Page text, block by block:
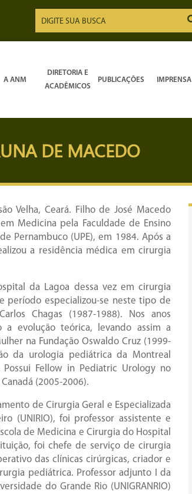
A ANM
DIRETORIA E
ACADÊMICOS
PUBLICAÇÕES IMPRENSA
DE MACEDO
Velha, Ceará. Filho de José Macedo
Medicina pela Faculdade de Ensino
Pernambuco (UPE), em 1984. Após a
a residência médica em cirurgia
da Lagoa dessa vez em cirurgia
período especializou-se neste tipo de
Chagas (1987-1988). Nos anos
a evolução teórica, levando assim a
na Fundação Oswaldo Cruz (1999-
da urologia pediátrica da Montreal
Possui Fellow in Pediatric Urology no
(2005-2006).
de Cirurgia Geral e Especializada
(UNIRIO), foi professor assistente e
de Medicina e Cirurgia do Hospital
foi chefe de serviço de cirurgia
das clínicas cirúrgicas, criador e
pediátrica. Professor adjunto I da
do Grande Rio (UNIGRANRIO)